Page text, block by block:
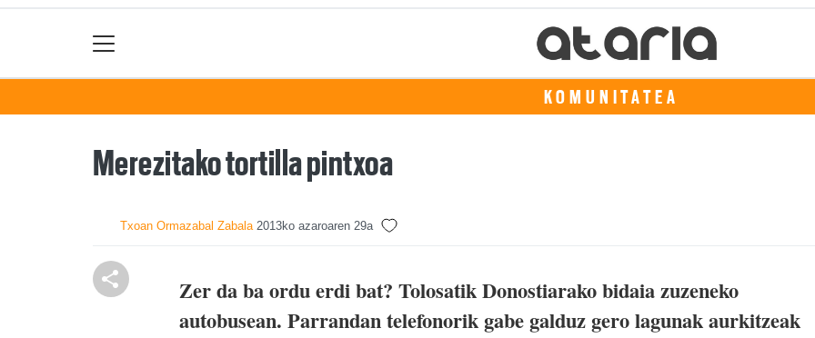
KOMUNITATEA
Merezitako tortilla pintxoa
Txoan Ormazabal Zabala 2013ko azaroaren 29a
Zer da ba ordu erdi bat? Tolosatik Donostiarako bidaia zuzeneko
autobusean. Parrandan telefonorik gabe galduz gero lagunak aurkitzeak